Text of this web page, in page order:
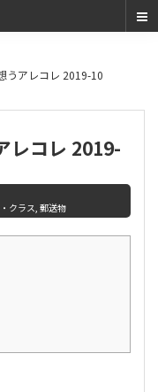
うアレコレ 2019-10
レコレ 2019-
クラス 郵送物